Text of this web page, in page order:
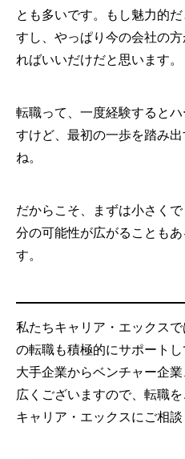
とも多いです。もし魅力的
すし、やっぱり今の会社の
ればいいだけだと思います。
転職って、一度経験すると
すけど、最初の一歩を踏み
ね。
だからこそ、まずは小さく
分の可能性が広がることも
す。
私たちキャリア・エックス
の転職も積極的にサポート
大手企業からベンチャー企
広くございますので、転職
キャリア・エックスにご相談